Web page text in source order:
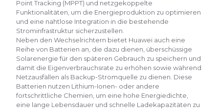
Point Tracking (MPPT) und netzgekoppelte
Funktionalitäten, um die Energieproduktion zu optimieren
und eine nahtlose Integration in die bestehende
Strominfrastruktur sicherzustellen.
Neben den Wechselrichtern bietet Huawei auch eine
Reihe von Batterien an, die dazu dienen, überschüssige
Solarenergie für den späteren Gebrauch zu speichern und
damit die Eigenverbrauchsrate zu erhöhen sowie während
Netzausfällen als Backup-Stromquelle zu dienen. Diese
Batterien nutzen Lithium-Ionen- oder andere
fortschrittliche Chemien, um eine hohe Energiedichte,
eine lange Lebensdauer und schnelle Ladekapazitäten zu